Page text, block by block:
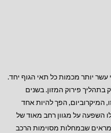
עשר יותר מכמות כל תאי הגוף יחד.
פירוק המזון. בשנים
המיקרוביום, הפך להיות אחד
השפעה על מגוון רחב מאוד של
שבמחלות מסוימות הרכב